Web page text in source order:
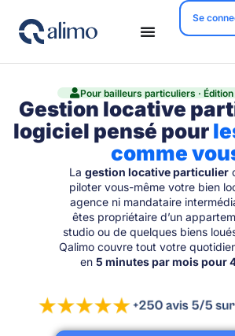
Se
Pour bailleurs particuliers ·
Gestion locative
logiciel pensé pour
comme
La gestion locative particulier
piloter vous-même votre bien
agence ni mandataire
êtes propriétaire d’un
studio ou de quelques biens
Qalimo couvre tout votre
en 5 minutes par mois pour